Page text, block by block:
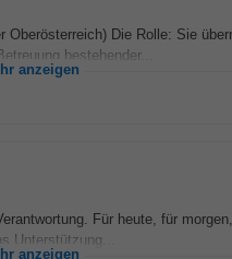
Die Rolle: Sie
bestehender...
anzeigen
Für heute, für
Unterstützung...
anzeigen